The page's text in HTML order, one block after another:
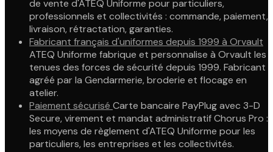
de vente d'ATEQ Uniforme pour particuliers,
professionnels et collectivités : commande, paiement,
livraison, rétractation, garanties.
Fabricant français d'uniformes depuis 1999 à Orvault
ATEQ Uniforme fabrique et personnalise à Orvault les
tenues des forces de sécurité depuis 1999. Fabricant
agréé par la Gendarmerie, broderie et flocage en
atelier.
Paiement sécurisé Carte bancaire PayPlug avec 3-D
Secure, virement et mandat administratif Chorus Pro :
les moyens de règlement d'ATEQ Uniforme pour les
particuliers, les entreprises et les collectivités.